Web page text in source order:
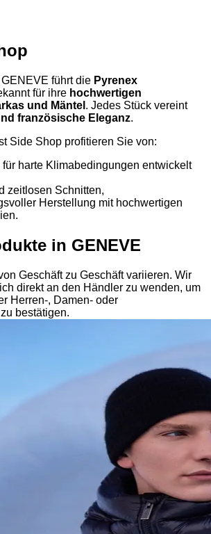
führt die Pyrenex
für ihre hochwertigen
und Mäntel . Jedes Stück vereint
französische Eleganz.
Side Shop profitieren Sie von:
für harte Klimabedingungen entwickelt
zeitlosen Schnitten,
Herstellung mit hochwertigen
in GENEVE
Geschäft zu Geschäft variieren. Wir
direkt an den Händler zu wenden, um
Herren-, Damen- oder
bestätigen.